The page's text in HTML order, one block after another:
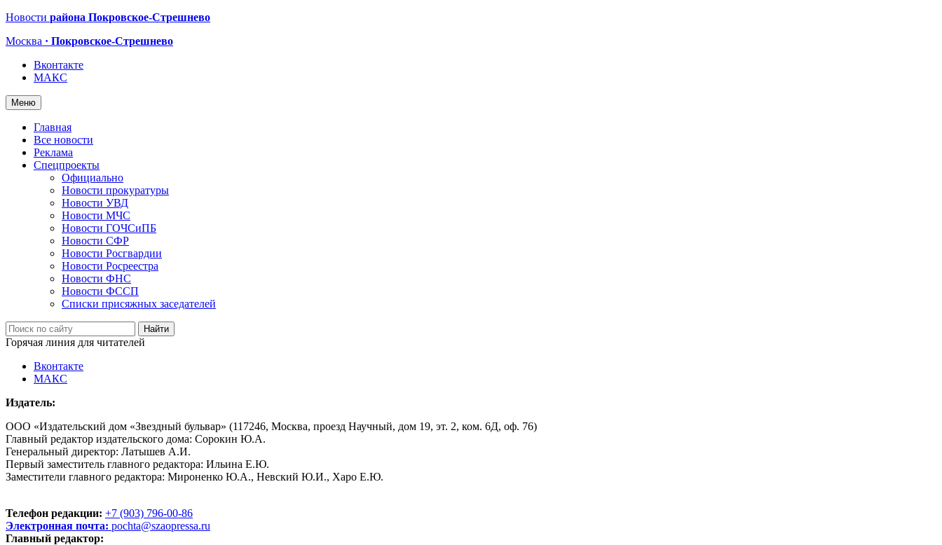
Новости района Покровское-Стрешнево
Москва · Покровское-Стрешнево
Вконтакте
МАКС
Меню
Главная
Все новости
Реклама
Спецпроекты
Официально
Новости прокуратуры
Новости УВД
Новости МЧС
Новости ГОЧСиПБ
Новости СФР
Новости Росгвардии
Новости Росреестра
Новости ФНС
Новости ФССП
Списки присяжных заседателей
Горячая линия для читателей
Вконтакте
МАКС
Издатель:
ООО «Издательский дом «Звездный бульвар» (117246, Москва, проезд Научный, дом 19, эт. 2, ком. 6Д, оф. 76)
Главный редактор издательского дома: Сорокин Ю.А.
Генеральный директор: Латышев А.И.
Первый заместитель главного редактора: Ильина Е.Ю.
Заместители главного редактора: Мироненко Ю.А., Невский Ю.И., Харо Е.Ю.
Телефон редакции: +7 (903) 796-00-86
Электронная почта: pochta@szaopressa.ru
Главный редактор: